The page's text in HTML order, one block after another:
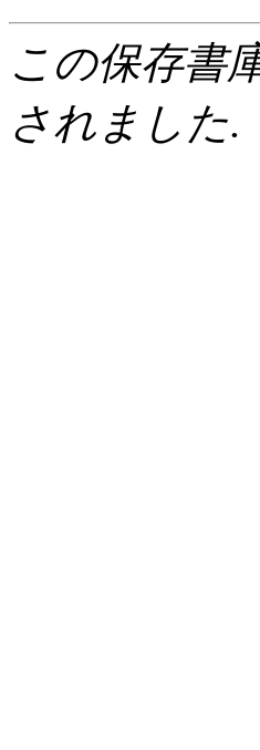
この保存書
されました.